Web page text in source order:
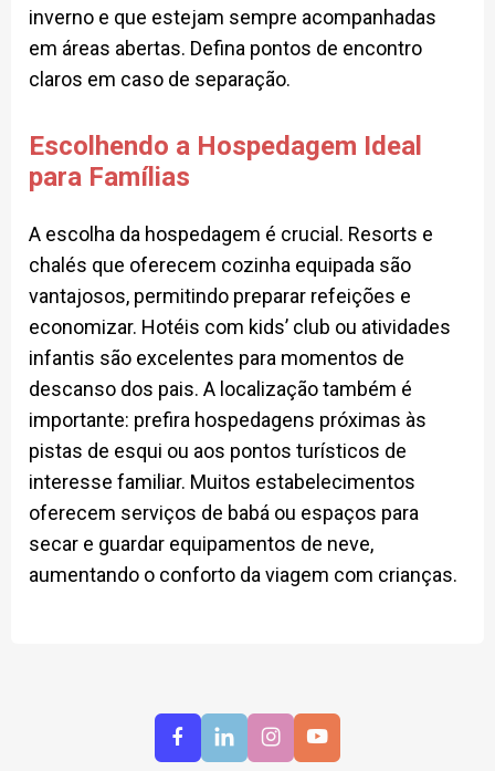
inverno e que estejam sempre acompanhadas
em áreas abertas. Defina pontos de encontro
claros em caso de separação.
Escolhendo a Hospedagem Ideal
para Famílias
A escolha da hospedagem é crucial. Resorts e
chalés que oferecem cozinha equipada são
vantajosos, permitindo preparar refeições e
economizar. Hotéis com kids’ club ou atividades
infantis são excelentes para momentos de
descanso dos pais. A localização também é
importante: prefira hospedagens próximas às
pistas de esqui ou aos pontos turísticos de
interesse familiar. Muitos estabelecimentos
oferecem serviços de babá ou espaços para
secar e guardar equipamentos de neve,
aumentando o conforto da viagem com crianças.